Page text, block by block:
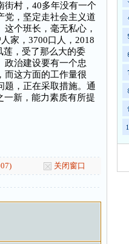
街村，40多年没有一个
党，坚定走社会主义道
个班长，毫无私心，
家，3700口人，2018
莲，受了那么大的委
政治建设要有一个忠
而这方面的工作量很
题，正在采取措施。通
一新，能力素质有所提
关闭窗口